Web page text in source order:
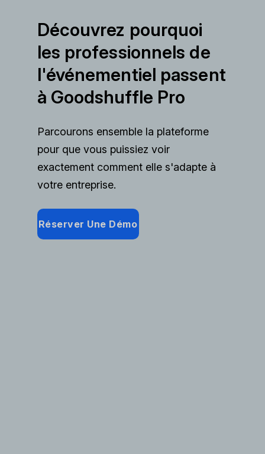
Découvrez pourquoi
les professionnels de
l'événementiel passent
à Goodshuffle Pro
Parcourons ensemble la plateforme
pour que vous puissiez voir
exactement comment elle s'adapte à
votre entreprise.
Réserver Une Démo